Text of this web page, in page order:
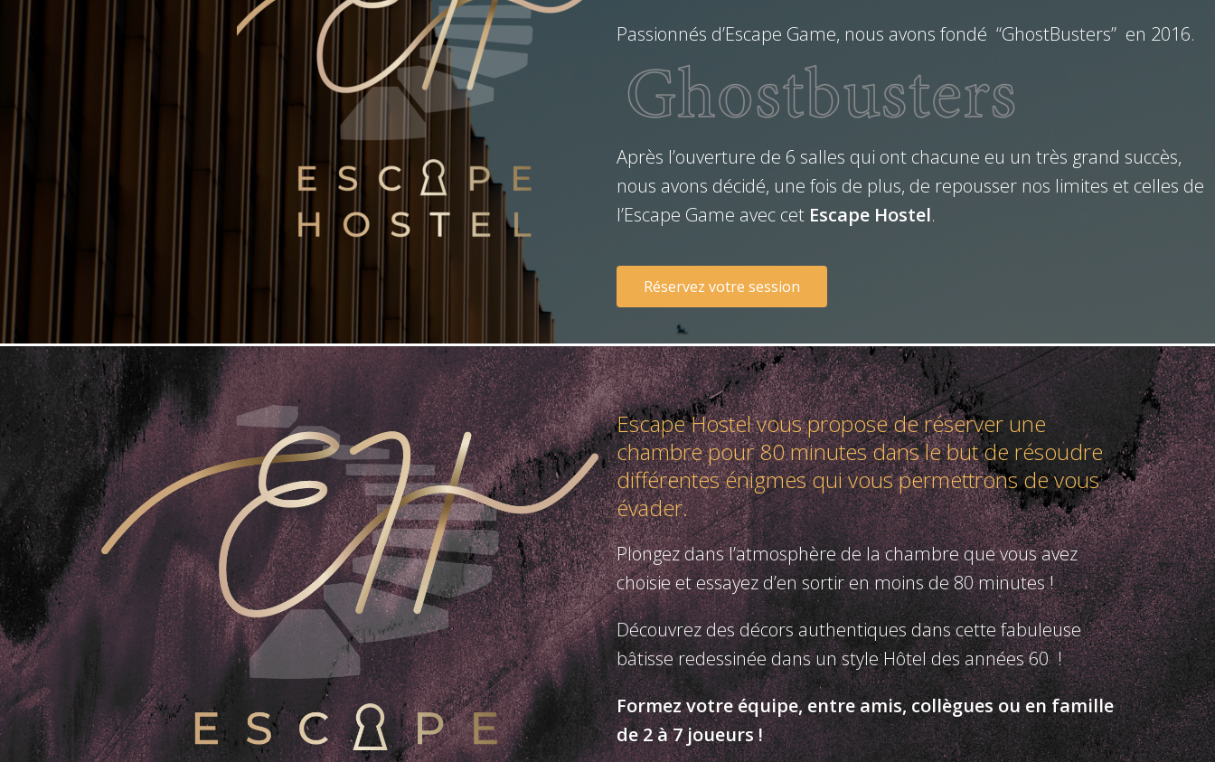
Passionnés d’Escape Game, nous avons fondé “GhostBusters” en 2016.
Après l’ouverture de 6 salles qui ont chacune eu un très grand succès,
nous avons décidé, une fois de plus, de repousser nos limites et celles de
l’Escape Game avec cet Escape Hostel.
Réservez votre session
Escape Hostel vous propose de réserver une
chambre pour 80 minutes dans le but de résoudre
différentes énigmes qui vous permettrons de vous
évader.
Plongez dans l’atmosphère de la chambre que vous avez
choisie et essayez d’en sortir en moins de 80 minutes !
Découvrez des décors authentiques dans cette fabuleuse
bâtisse redessinée dans un style Hôtel des années 60 !
Formez votre équipe, entre amis, collègues ou en famille
de 2 à 7 joueurs !